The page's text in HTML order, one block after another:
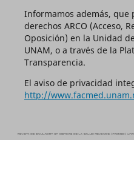
Informamos además, que
derechos ARCO (Acceso,
Oposición) en la Unidad
UNAM, o a través de la
Transparencia.
El aviso de privacidad
http://